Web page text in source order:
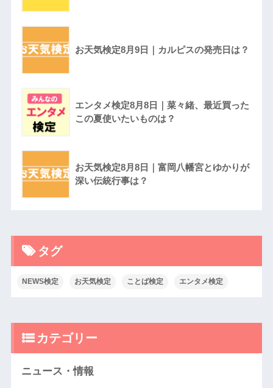
お天気検定8月9日｜カルピスの発売日は？
エンタメ検定8月8日｜菜々緒、最近買った
この夏使いたいものは？
お天気検定8月8日｜富岡八幡宮とゆかりが
深い伝統行事は？
タグ
NEWS検定 お天気検定 ことば検定 エンタメ検定
カテゴリー
ニュース・情報